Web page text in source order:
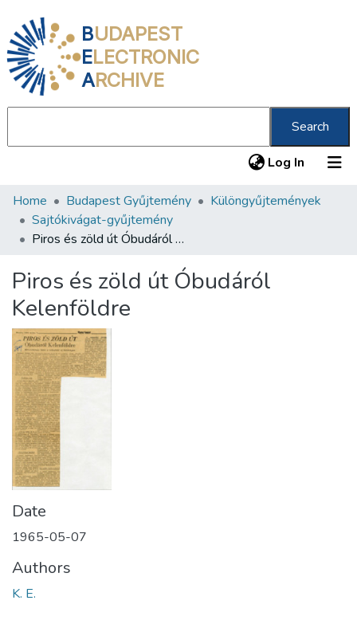
BUDAPEST
ELECTRONIC
ARCHIVE
Search
Log In (current)
Communities & Collections
All of DSpace
About us
Home Budapest Gyűjtemény
Különgyűjtemények
Sajtókivágat-gyűjtemény
Piros és zöld út Óbudáról Kelenföldre
Piros és zöld út Óbudáról
Kelenföldre
Date
1965-05-07
Authors
K. E.